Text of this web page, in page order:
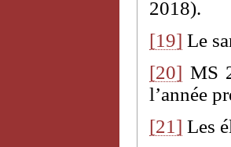
2018).
[19] Le
[20] MS
l’année
[21] Les